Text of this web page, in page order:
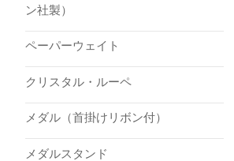
ン社製）
ペーパーウェイト
クリスタル・ルーペ
メダル（首掛けリボン付）
メダルスタンド